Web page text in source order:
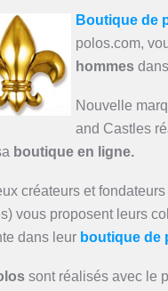
Boutique de
polos.com,
hommesdans
Nouvelle
and Castles
boutique en ligne.
créateurs et
vous proposent leurs
dans leur boutique de
sont réalisés avec le